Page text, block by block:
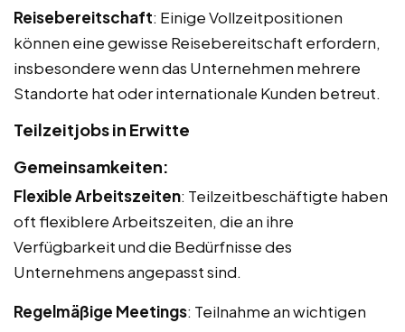
Reisebereitschaft: Einige Vollzeitpositionen
können eine gewisse Reisebereitschaft erfordern,
insbesondere wenn das Unternehmen mehrere
Standorte hat oder internationale Kunden betreut.
Teilzeitjobs in Erwitte
Gemeinsamkeiten:
Flexible Arbeitszeiten: Teilzeitbeschäftigte haben
oft flexiblere Arbeitszeiten, die an ihre
Verfügbarkeit und die Bedürfnisse des
Unternehmens angepasst sind.
Regelmäßige Meetings: Teilnahme an wichtigen